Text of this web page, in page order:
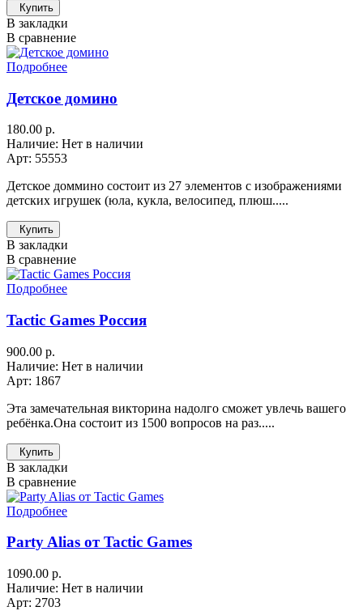
Купить
В закладки
В сравнение
Подробнее
Детское домино
180.00 р.
Наличие: Нет в наличии
Арт: 55553
Детское доммино состоит из 27 элементов с изображениями
детских игрушек (юла, кукла, велосипед, плюш.....
Купить
В закладки
В сравнение
Подробнее
Tactic Games Россия
900.00 р.
Наличие: Нет в наличии
Арт: 1867
Эта замечательная викторина надолго сможет увлечь вашего
ребёнка.Она состоит из 1500 вопросов на раз.....
Купить
В закладки
В сравнение
Подробнее
Party Alias от Tactic Games
1090.00 р.
Наличие: Нет в наличии
Арт: 2703